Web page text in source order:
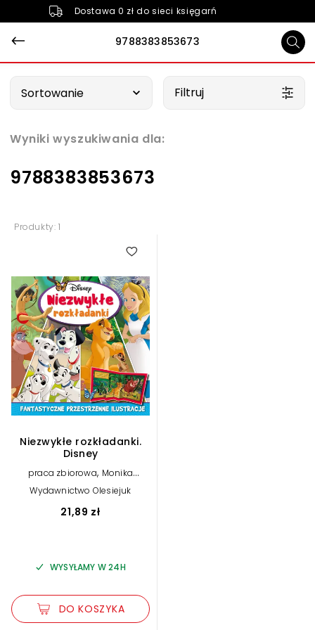
Dostawa 0 zł do sieci księgarń
9788383853673
Wyniki wyszukiwania dla:
9788383853673
Sortowanie Filtruj
Produkty: 1
Niezwykłe rozkładanki.
Disney
praca zbiorowa, Monika
Kiersnowska (tłum.)
Wydawnictwo Olesiejuk
21,89 zł
WYSYŁAMY W 24H
DO KOSZYKA